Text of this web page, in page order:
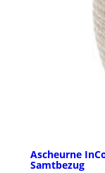
Ascheurne
Samtbezug